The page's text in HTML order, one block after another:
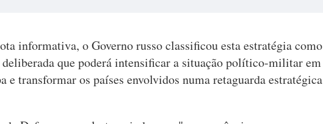
informativa, o Governo russo classificou esta estratégia como
que poderá intensificar a situação político-militar em
e transformar os países envolvidos numa retaguarda estratégica